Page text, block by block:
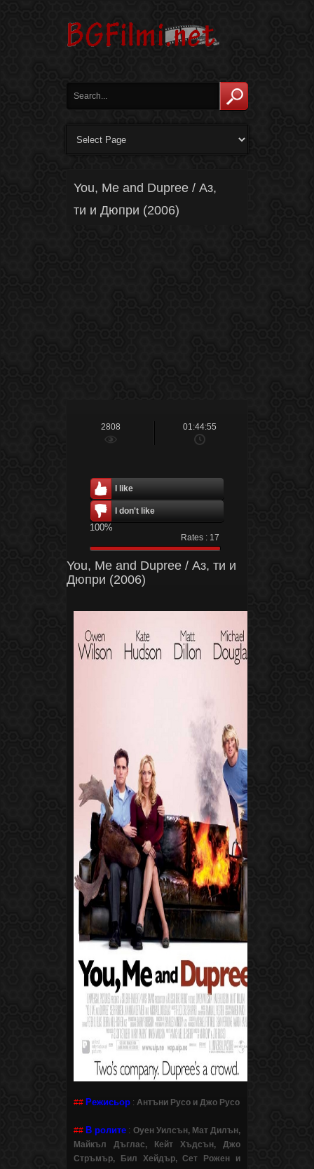
You, Me and Dupree / Аз,
ти и Дюпри (2006)
2808 01:44:55
100%
Rates : 17
I like
I don't like
You, Me and Dupree / Аз, ти и
Дюпри (2006)
## Режисьор : Антъни Русо и Джо Русо
## В ролите : Оуен Уилсън, Мат Дилън,
Майкъл Дъглас, Кейт Хъдсън, Джо
Стръмър, Бил Хейдър, Сет Рожен и